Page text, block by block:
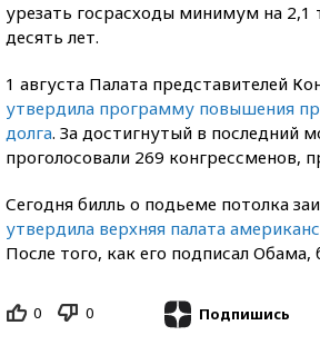
урезать госрасходы минимум на 2,1
десять лет.
1 августа Палата представителей
утвердила программу повышения
долга. За достигнутый в последний
проголосовали 269 конгрессменов,
Сегодня билль о подьеме потолка
утвердила верхняя палата
После того, как его подписал Обама,
0 0 Подпишись